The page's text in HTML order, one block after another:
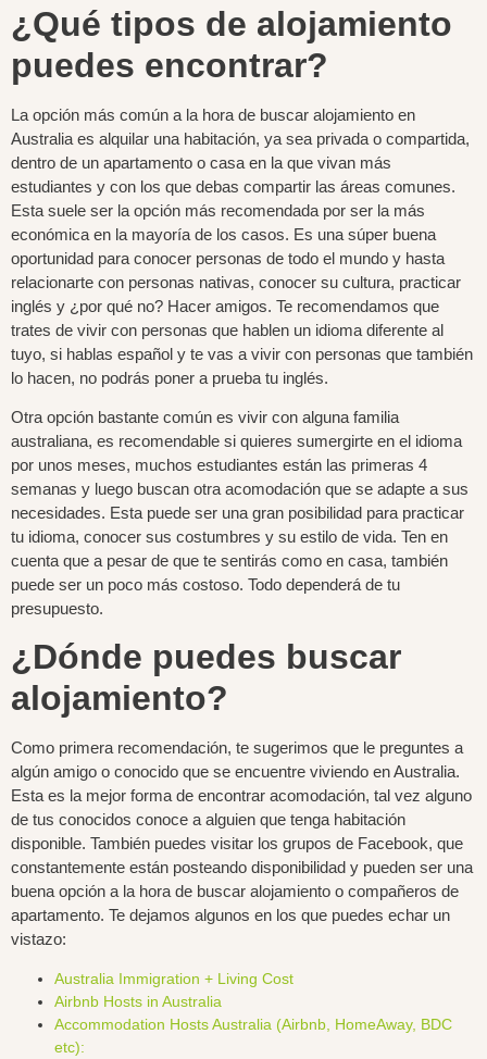
¿Qué tipos de alojamiento
puedes encontrar?
La opción más común a la hora de buscar alojamiento en
Australia es alquilar una habitación, ya sea privada o compartida,
dentro de un apartamento o casa en la que vivan más
estudiantes y con los que debas compartir las áreas comunes.
Esta suele ser la opción más recomendada por ser la más
económica en la mayoría de los casos. Es una súper buena
oportunidad para conocer personas de todo el mundo y hasta
relacionarte con personas nativas, conocer su cultura, practicar
inglés y ¿por qué no? Hacer amigos. Te recomendamos que
trates de vivir con personas que hablen un idioma diferente al
tuyo, si hablas español y te vas a vivir con personas que también
lo hacen, no podrás poner a prueba tu inglés.
Otra opción bastante común es vivir con alguna familia
australiana, es recomendable si quieres sumergirte en el idioma
por unos meses, muchos estudiantes están las primeras 4
semanas y luego buscan otra acomodación que se adapte a sus
necesidades. Esta puede ser una gran posibilidad para practicar
tu idioma, conocer sus costumbres y su estilo de vida. Ten en
cuenta que a pesar de que te sentirás como en casa, también
puede ser un poco más costoso. Todo dependerá de tu
presupuesto.
¿Dónde puedes buscar
alojamiento?
Como primera recomendación, te sugerimos que le preguntes a
algún amigo o conocido que se encuentre viviendo en Australia.
Esta es la mejor forma de encontrar acomodación, tal vez alguno
de tus conocidos conoce a alguien que tenga habitación
disponible. También puedes visitar los grupos de Facebook, que
constantemente están posteando disponibilidad y pueden ser una
buena opción a la hora de buscar alojamiento o compañeros de
apartamento. Te dejamos algunos en los que puedes echar un
vistazo:
Australia Immigration + Living Cost
Airbnb Hosts in Australia
Accommodation Hosts Australia (Airbnb, HomeAway, BDC
etc):